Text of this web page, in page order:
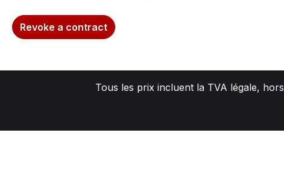
Revoke a contract
Tous les prix incluent la TVA légale, hors